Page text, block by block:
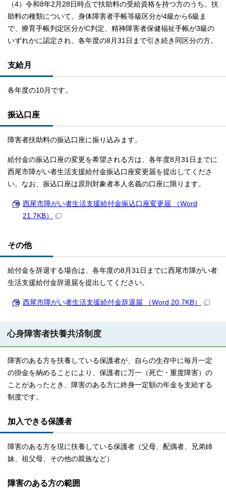
（4）令和8年2月28日時点で扶助料の受給資格を持つ方のうち、扶
助料の種類について、身体障害者手帳等級区分が4級から6級ま
で、療育手帳判定区分がC判定、精神障害者保健福祉手帳が3級の
いずれかに認定され、各年度の8月31日まで引き続き同区分の方。
支給月
各年度の10月です。
振込口座
障害者扶助料の振込口座に振り込みます。
給付金の振込口座の変更を希望される方は、各年度8月31日までに
西尾市障がい者生活支援給付金振込口座変更届を提出してくださ
い。なお、振込口座は原則対象者本人名義の口座に限ります。
西尾市障がい者生活支援給付金振込口座変更届 （Word
21.7KB）
その他
給付金を辞退する場合は、各年度の8月31日までに西尾市障がい者
生活支援給付金辞退届を提出してください。
西尾市障がい者生活支援給付金辞退届 （Word 20.7KB）
心身障害者扶養共済制度
障害のある方を扶養している保護者が、自らの生存中に毎月一定
の掛金を納めることにより、保護者に万一（死亡・重度障害）の
ことがあったとき、障害のある方に終身一定額の年金を支給する
制度です。
加入できる保護者
障害のある方を現に扶養している保護者（父母、配偶者、兄弟姉
妹、祖父母、その他の親族など）
障害のある方の範囲